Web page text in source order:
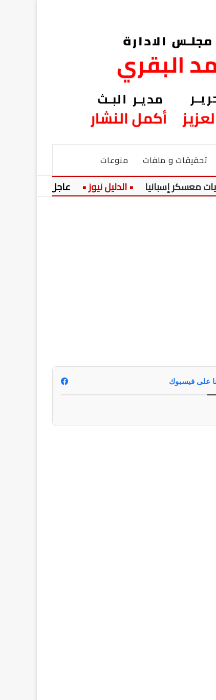
تحقيقات و ملفات منوعات
إسبانيا عاجل:
على فيسبوك